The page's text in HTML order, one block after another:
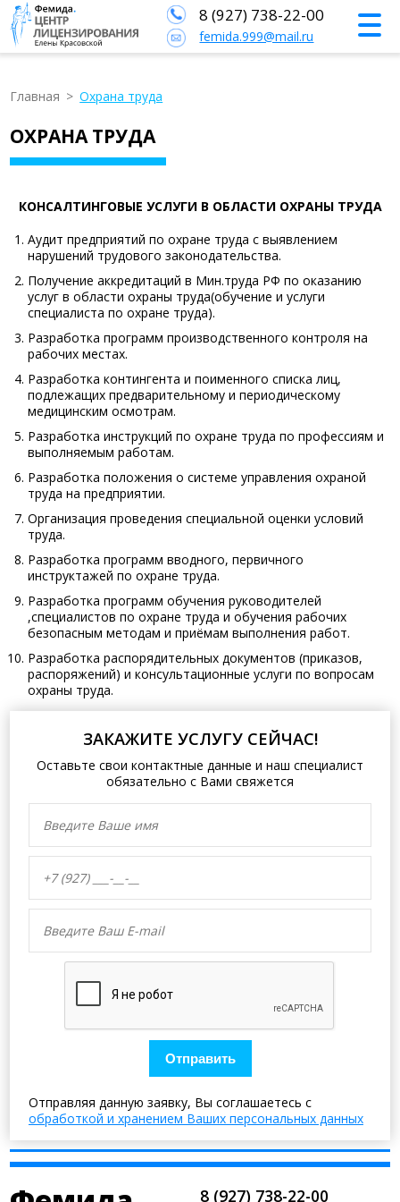
8 (927) 738-22-00
femida.999@mail.ru
Главная > Охрана труда
ОХРАНА ТРУДА
КОНСАЛТИНГОВЫЕ УСЛУГИ В ОБЛАСТИ ОХРАНЫ ТРУДА
Аудит предприятий по охране труда с выявлением
нарушений трудового законодательства.
Получение аккредитаций в Мин.труда РФ по оказанию
услуг в области охраны труда(обучение и услуги
специалиста по охране труда).
Разработка программ производственного контроля на
рабочих местах.
Разработка контингента и поименного списка лиц,
подлежащих предварительному и периодическому
медицинским осмотрам.
Разработка инструкций по охране труда по профессиям и
выполняемым работам.
Разработка положения о системе управления охраной
труда на предприятии.
Организация проведения специальной оценки условий
труда.
Разработка программ вводного, первичного
инструктажей по охране труда.
Разработка программ обучения руководителей
,специалистов по охране труда и обучения рабочих
безопасным методам и приёмам выполнения работ.
Разработка распорядительных документов (приказов,
распоряжений) и консультационные услуги по вопросам
охраны труда.
ЗАКАЖИТЕ УСЛУГУ СЕЙЧАС!
Оставьте свои контактные данные и наш специалист
обязательно с Вами свяжется
Отправить
Отправляя данную заявку, Вы соглашаетесь с
обработкой и хранением Ваших персональных данных
8 (927) 738-22-00